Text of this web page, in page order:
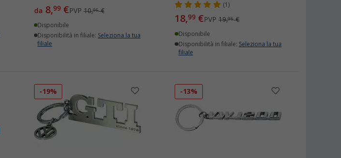
da 8,99€PVP10,95€
Disponibile
Disponibilità in filiale: Seleziona la tua
filiale
(1)
18,99 €PVP19,95€
Disponibile
Disponibilità in filiale: Seleziona la tua
filiale
-19% -13%